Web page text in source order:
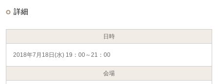
詳細
日時
2018年7月18日(水) 19：00～21：00
会場